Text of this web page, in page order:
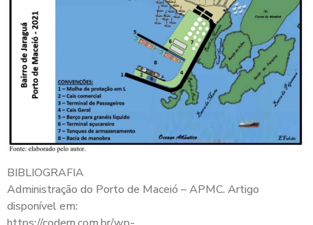
BIBLIOGRAFIA
Administração do Porto de Maceió – APMC. Artigo
disponível em: